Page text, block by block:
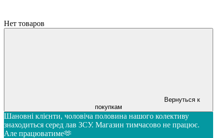
Нет товаров
Вернуться к
покупкам
Шановні клієнти, чоловіча половина нашого колективу
знаходиться серед лав ЗСУ. Магазин тимчасово не працює.
Але працюватиме🫶